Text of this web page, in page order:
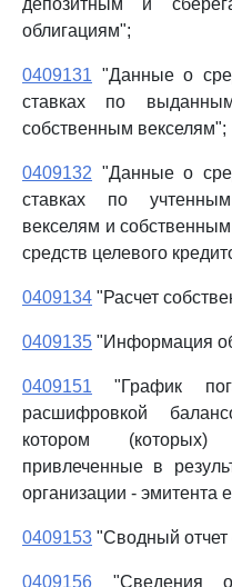
депозитным и
облигациям";
0409131 "Данные о
ставках по
собственным векселям";
0409132 "Данные о
ставках по
векселям и
средств целевого
0409134 "Расчет
0409135 "Информация
0409151 "График
расшифровкой
котором (которых)
привлеченные в
организации - эмитента
0409153 "Сводный отчет
0409156 "Сведения